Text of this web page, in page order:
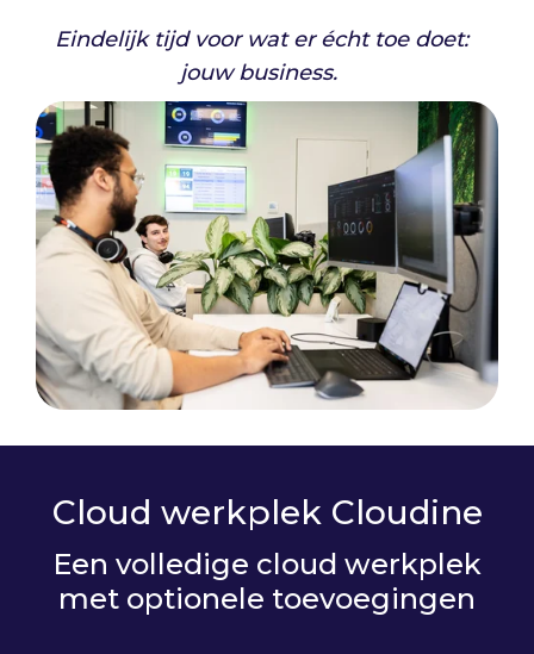
Eindelijk tijd voor wat er écht toe doet:
jouw business.
Cloud werkplek Cloudine
Een volledige cloud werkplek
met optionele toevoegingen